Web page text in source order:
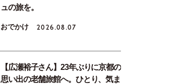
ュの旅を。
おでかけ 2026.08.07
【広瀬裕子さん】23年ぶりに京都の
思い出の老舗旅館へ。ひとり、気ま